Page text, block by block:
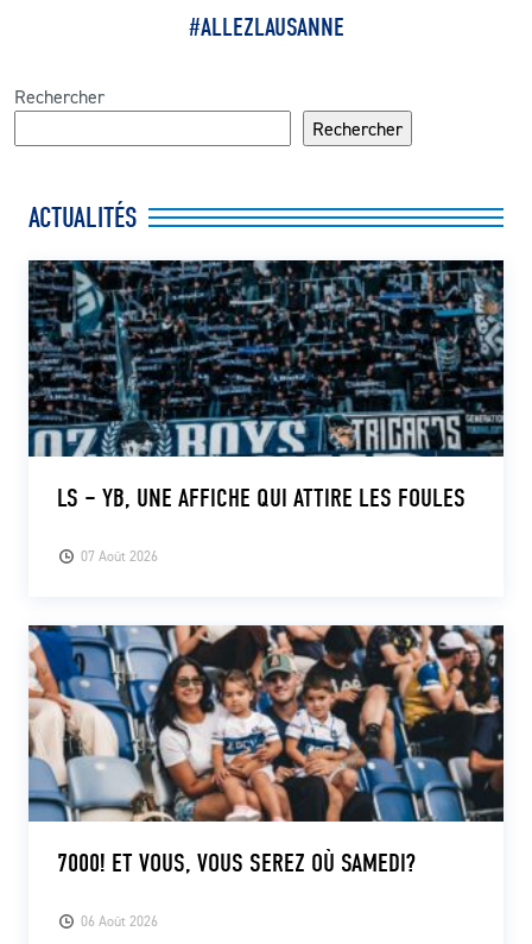
#ALLEZLAUSANNE
Rechercher
Rechercher
ACTUALITÉS
07 Août 2026
LS – YB, UNE AFFICHE QUI ATTIRE LES FOULES
06 Août 2026
7000! ET VOUS, VOUS SEREZ OÙ SAMEDI?